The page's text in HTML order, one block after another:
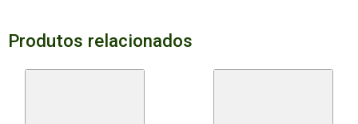
Produtos relacionados